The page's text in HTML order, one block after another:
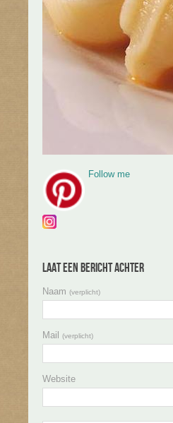
Follow me
Laat een bericht achter
Naam (verplicht)
Mail (verplicht)
Website